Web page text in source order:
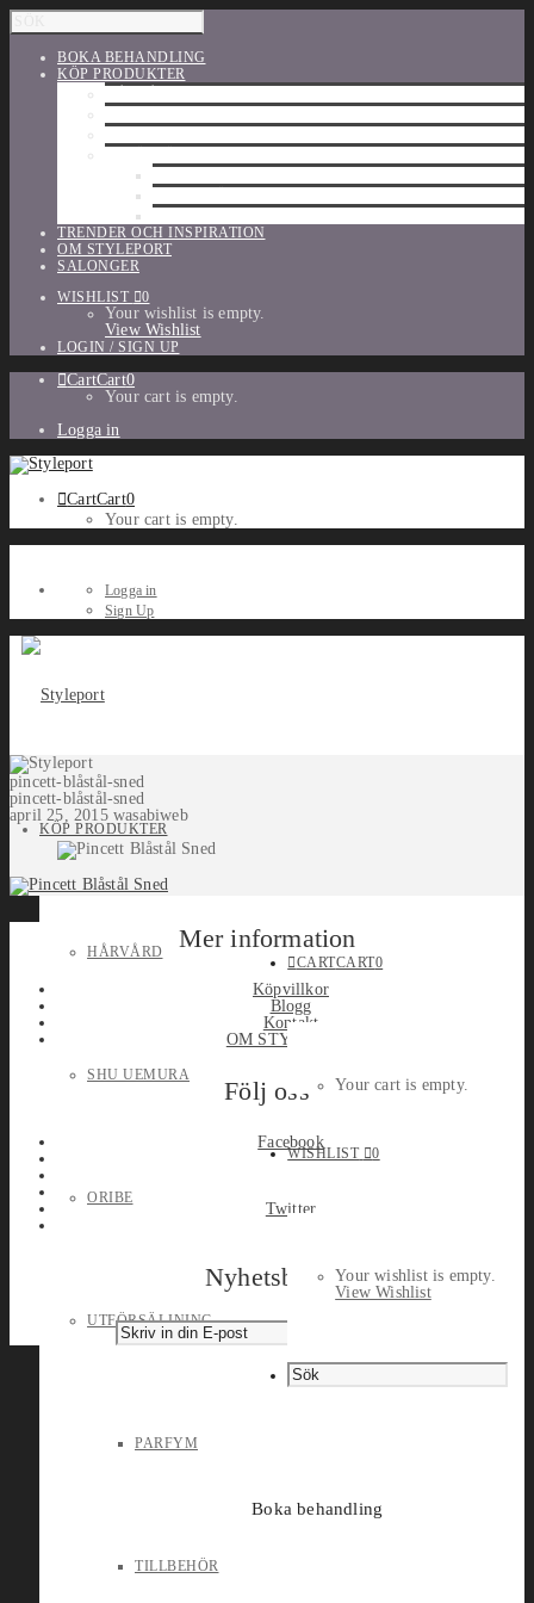
BOKA BEHANDLING
KÖP PRODUKTER
TRENDER OCH INSPIRATION
OM STYLEPORT
SALONGER
WISHLIST
0
Your wishlist is empty.
View Wishlist
LOGIN / SIGN UP
CartCart0
Your cart is empty.
Logga in
CartCart0
Your cart is empty.
Logga in
Sign Up
KÖP PRODUKTER
HÅRVÅRD
SHU UEMURA
ORIBE
UTFÖRSÄLJNING
PARFYM
TILLBEHÖR
CARTCART0
Your cart is empty.
WISHLIST 0
Your wishlist is empty.
View Wishlist
Boka behandling
pincett-blåstål-sned
pincett-blåstål-sned
april 25, 2015 wasabiweb
Mer information
Köpvillkor
Blogg
Kontakt
OM STYLEPORT
Följ oss
Facebook
Twitter
Nyhetsbrev